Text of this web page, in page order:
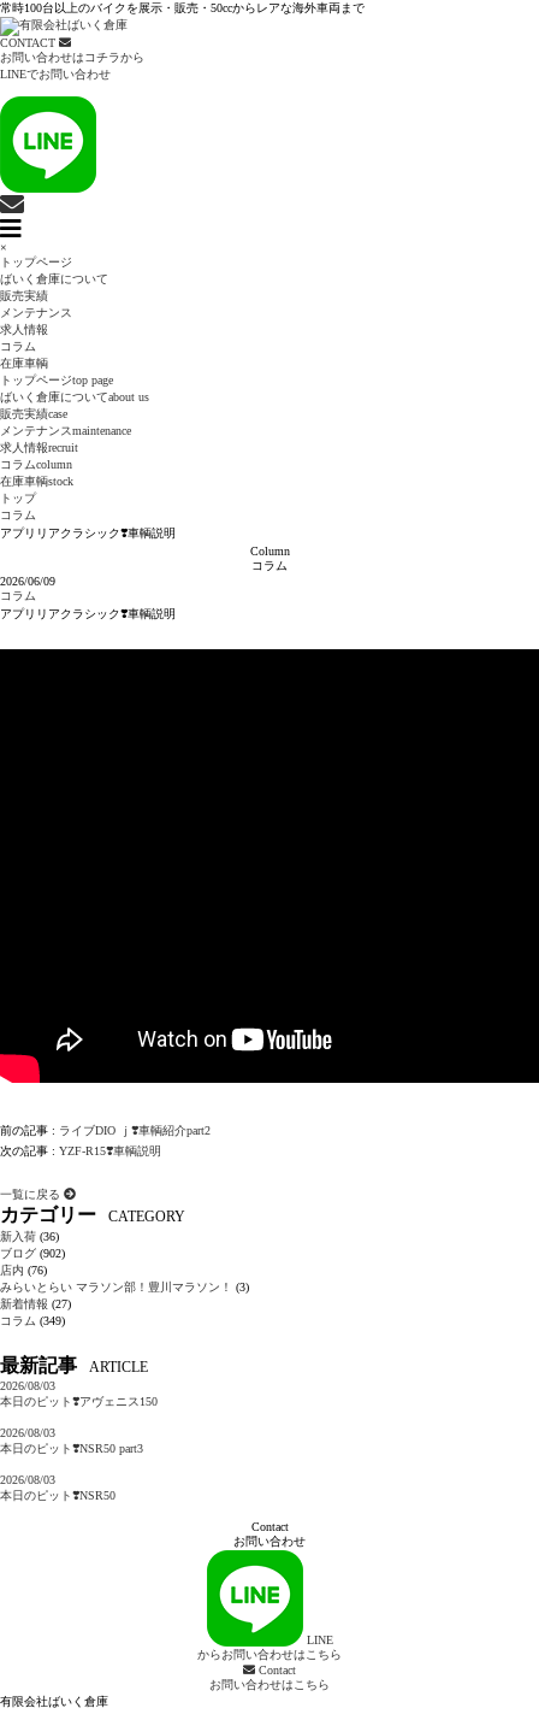
常時100台以上のバイクを展示・販売・50ccからレアな海外車両まで
CONTACT
お問い合わせはコチラから
LINEでお問い合わせ
×
トップページ
ばいく倉庫について
販売実績
メンテナンス
求人情報
コラム
在庫車輌
トップページtop page
ばいく倉庫についてabout us
販売実績case
メンテナンスmaintenance
求人情報recruit
コラムcolumn
在庫車輌stock
トップ
コラム
アプリリアクラシック❣️車輌説明
Column
コラム
2026/06/09
コラム
アプリリアクラシック❣️車輌説明
前の記事 : ライブDIO ｊ❣️車輌紹介part2
次の記事 : YZF-R15❣️車輌説明
一覧に戻る
カテゴリー CATEGORY
新入荷 (36)
ブログ (902)
店内 (76)
みらいとらい マラソン部！豊川マラソン！
(3)
新着情報 (27)
コラム (349)
最新記事 ARTICLE
2026/08/03
本日のピット❣️アヴェニス150
2026/08/03
本日のピット❣️NSR50 part3
2026/08/03
本日のピット❣️NSR50
Contact
お問い合わせ
LINE
からお問い合わせはこちら
Contact
お問い合わせはこちら
有限会社ばいく倉庫